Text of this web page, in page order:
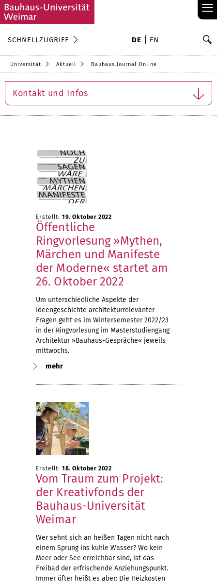
≡
SCHNELLZUGRIFF DE EN
Universität Aktuell Bauhaus.Journal Online
Kontakt und Infos
Erstellt: 19. Oktober 2022
Öffentliche
Ringvorlesung »Mythen,
Märchen und Manifeste
der Moderne« startet am
26. Oktober 2022
Um unterschiedliche Aspekte der
Ideengeschichte architekturrelevanter
Fragen geht es im Wintersemester 2022/23
in der Ringvorlesung im Masterstudiengang
Architektur »Bauhaus-Gespräche« jeweils
mittwochs.
mehr
Erstellt: 18. Oktober 2022
Vom Traum zum Projekt:
der Kreativfonds der
Bauhaus-Universität
Weimar
Wer sehnt sich an heißen Tagen nicht nach
einem Sprung ins kühle Wasser? Wo kein
Meer oder See erreichbar sind, ist das
Freibad der erfrischende Anziehungspunkt.
Immer öfter heißt es aber: Die Heizkosten